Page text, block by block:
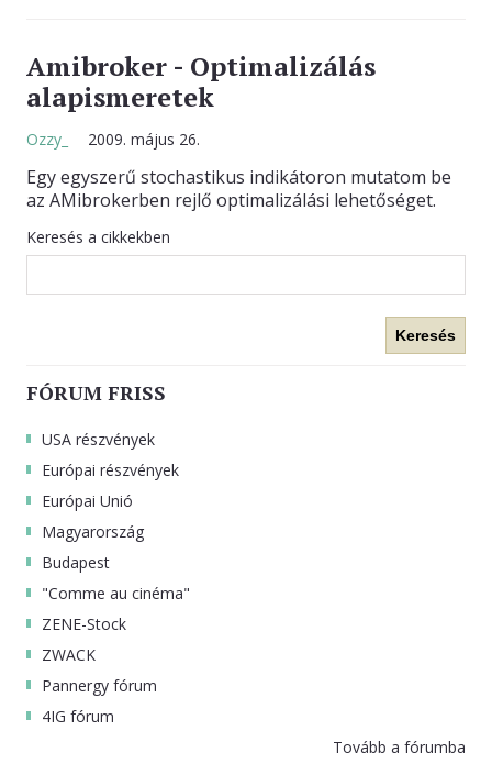
Amibroker - Optimalizálás
alapismeretek
Ozzy_ 2009. május 26.
Egy egyszerű stochastikus indikátoron mutatom be
az AMibrokerben rejlő optimalizálási lehetőséget.
Keresés a cikkekben
Keresés
FÓRUM FRISS
USA részvények
Európai részvények
Európai Unió
Magyarország
Budapest
"Comme au cinéma"
ZENE-Stock
ZWACK
Pannergy fórum
4IG fórum
Tovább a fórumba